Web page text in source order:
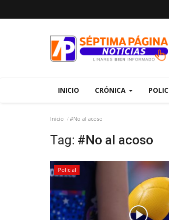
INICIO CRÓNICA
Inicio #No al acoso
Tag: #No al acoso
Policial